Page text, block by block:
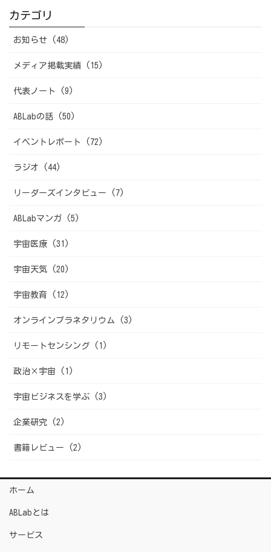
カテゴリ
お知らせ (48)
メディア掲載実績 (15)
代表ノート (9)
ABLabの話 (50)
イベントレポート (72)
ラジオ (44)
リーダーズインタビュー (7)
ABLabマンガ (5)
宇宙医療 (31)
宇宙天気 (20)
宇宙教育 (12)
オンラインプラネタリウム (3)
リモートセンシング (1)
政治×宇宙 (1)
宇宙ビジネスを学ぶ (3)
企業研究 (2)
書籍レビュー (2)
ホーム
ABLabとは
サービス